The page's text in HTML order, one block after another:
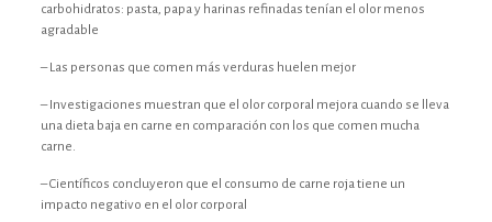
carbohidratos: pasta, papa y harinas refinadas tenían el olor menos
agradable
– Las personas que comen más verduras huelen mejor
– Investigaciones muestran que el olor corporal mejora cuando se lleva
una dieta baja en carne en comparación con los que comen mucha
carne.
– Científicos concluyeron que el consumo de carne roja tiene un
impacto negativo en el olor corporal